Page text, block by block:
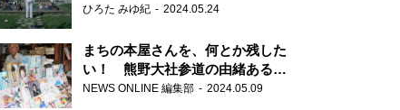
さが見える映画 『関心領域』
ひろた みゆ紀 2024.05.24
まちの本屋さんを、何とか残した
い！ 熊野大社参道の由緒ある書
店・三代目の強い思い
NEWS ONLINE 編集部 2024.05.09